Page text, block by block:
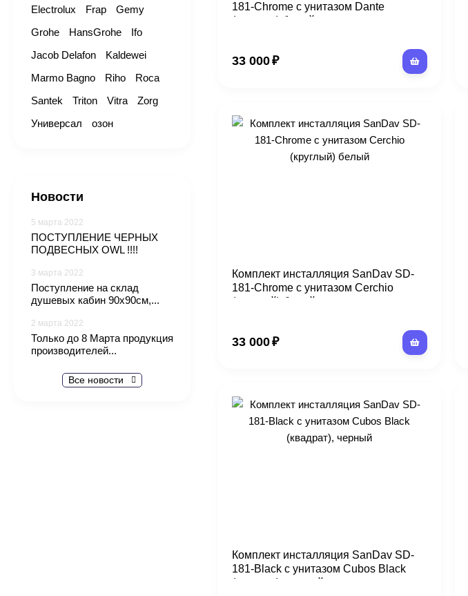
181-Chrome с унитазом Dante
(квадрат) белый
33 000₽
Комплект инсталляция SanDav SD-
181-Chrome с унитазом Cerchio
(круглый) белый
33 000₽
Комплект инсталляция SanDav SD-
181-Black с унитазом Cubos Black
(квадрат), черный
Electrolux
Frap
Gemy
Grohe
HansGrohe
Ifo
Jacob Delafon
Kaldewei
Marmo Bagno
Riho
Roca
Santek
Triton Vitra
Zorg
Универсал
озон
Новости
5 марта 2022
ПОСТУПЛЕНИЕ ЧЕРНЫХ
ПОДВЕСНЫХ OWL !!!!
3 марта 2022
Поступление на склад
душевых кабин 90х90см,...
2 марта 2022
Только до 8 Марта продукция
производителей...
Все новости